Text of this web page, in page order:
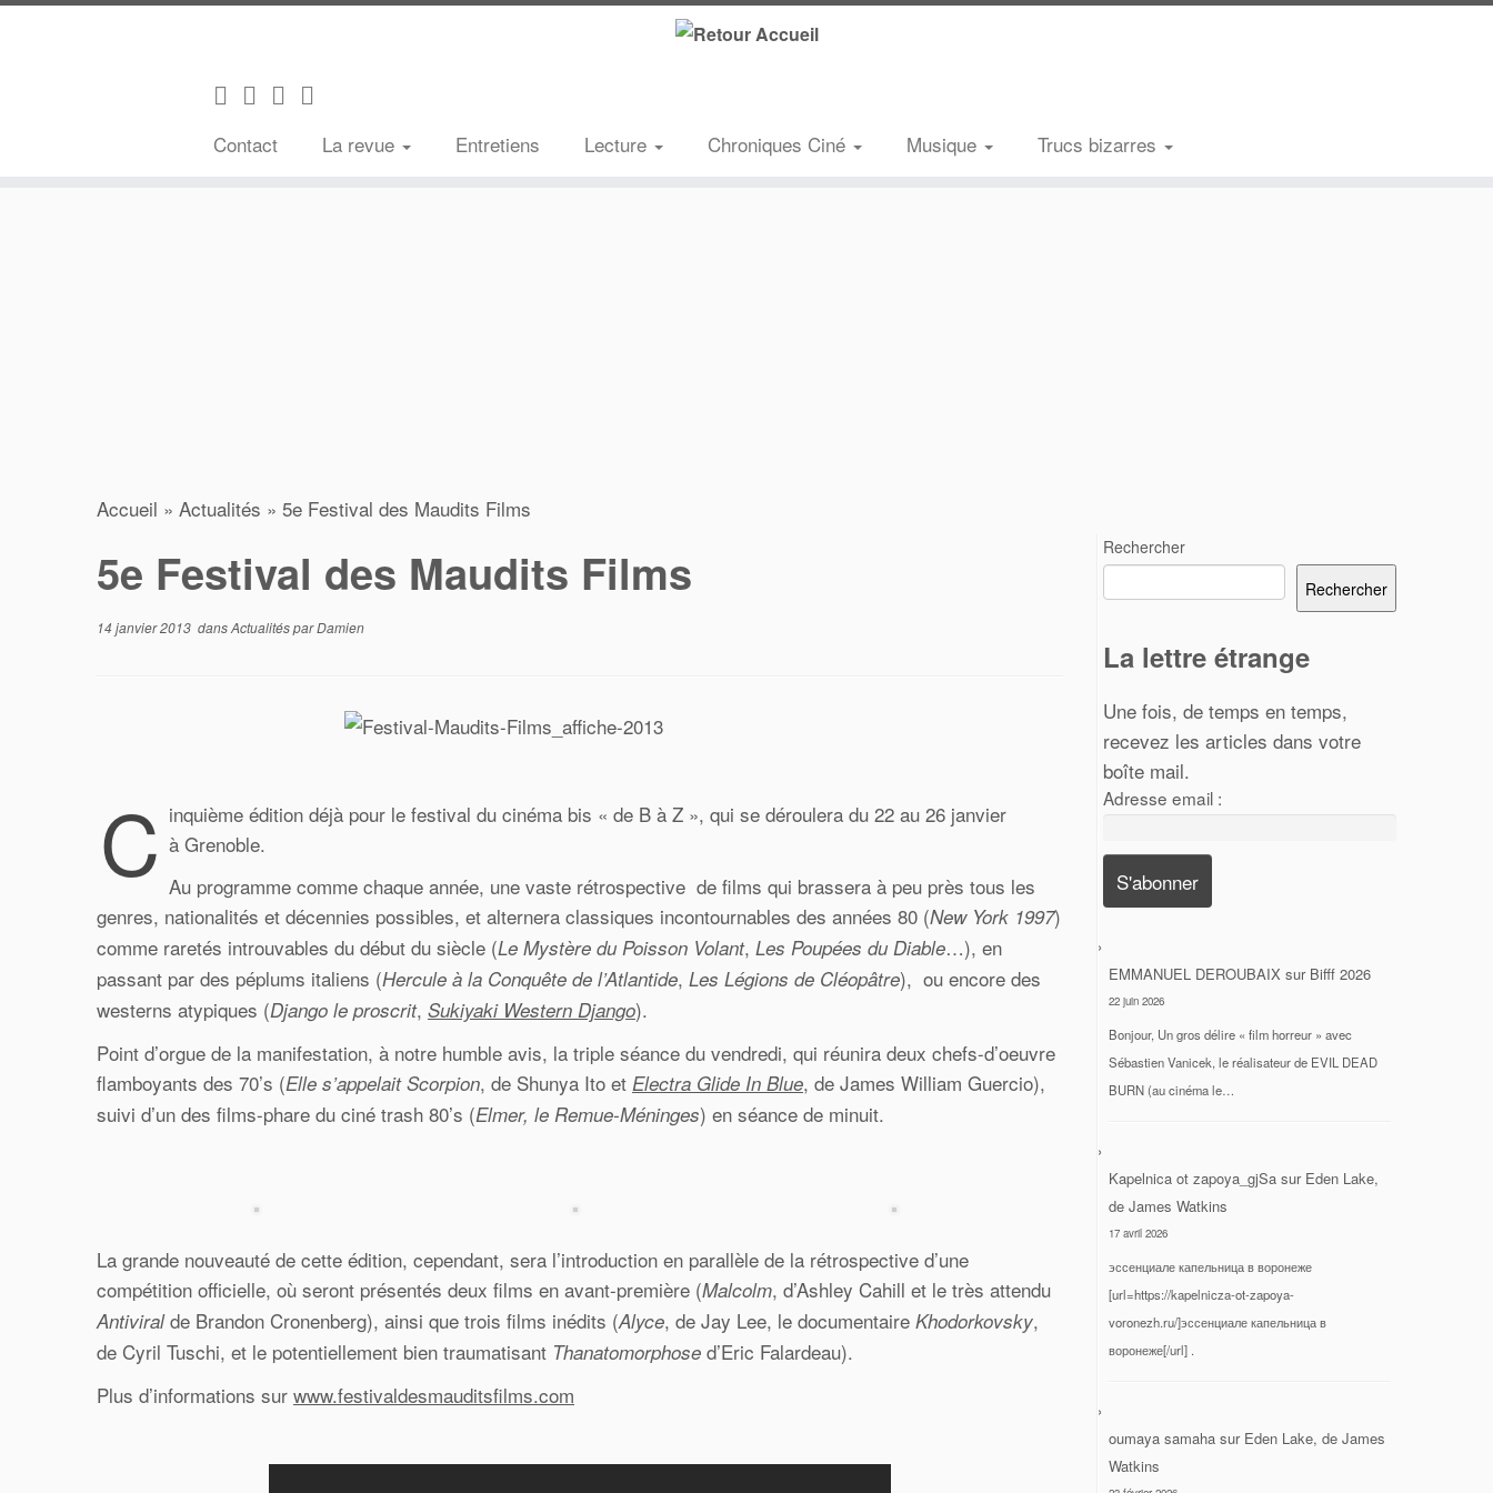
Contact La revue Entretiens Lecture Chroniques Ciné Musique Trucs bizarres
Accueil » Actualités » 5e Festival des Maudits Films
5e Festival des Maudits Films
14 janvier 2013 dansActualitésparDamien
C inquième édition déjà pour le festival du cinéma bis « de B à Z », qui se déroulera du 22 au 26 janvier
à Grenoble.
Au programme comme chaque année, une vaste rétrospective de films qui brassera à peu près tous les
genres, nationalités et décennies possibles, et alternera classiques incontournables des années 80 (New York 1997)
comme raretés introuvables du début du siècle (Le Mystère du Poisson Volant, Les Poupées du Diable…), en
passant par des péplums italiens (Hercule à la Conquête de l’Atlantide, Les Légions de Cléopâtre), ou encore des
westerns atypiques (Django le proscrit, Sukiyaki Western Django).
Point d’orgue de la manifestation, à notre humble avis, la triple séance du vendredi, qui réunira deux chefs-d’oeuvre
flamboyants des 70’s (Elle s’appelait Scorpion, de Shunya Ito et Electra Glide In Blue, de James William Guercio),
suivi d’un des films-phare du ciné trash 80’s (Elmer, le Remue-Méninges) en séance de minuit.
La grande nouveauté de cette édition, cependant, sera l’introduction en parallèle de la rétrospective d’une
compétition officielle, où seront présentés deux films en avant-première (Malcolm, d’Ashley Cahill et le très attendu
Antiviralde Brandon Cronenberg), ainsi que trois films inédits (Alyce, de Jay Lee, le documentaire Khodorkovsky,
de Cyril Tuschi, et le potentiellement bien traumatisant Thanatomorphose d’Eric Falardeau).
Plus d’informations sur www.festivaldesmauditsfilms.com
Rechercher
Rechercher
La lettre étrange
Une fois, de temps en temps,
recevez les articles dans votre
boîte mail.
Adresse email :
EMMANUEL DEROUBAIX sur Bifff 2026
22 juin 2026
Bonjour, Un gros délire « film horreur » avec
Sébastien Vanicek, le réalisateur de EVIL DEAD
BURN (au cinéma le…
Kapelnica ot zapoya_gjSa sur Eden Lake,
de James Watkins
17 avril 2026
эссенциале капельница в воронеже
[url=https://kapelnicza-ot-zapoya-
voronezh.ru/]эссенциале капельница в
воронеже[/url] .
oumaya samaha sur Eden Lake, de James
Watkins